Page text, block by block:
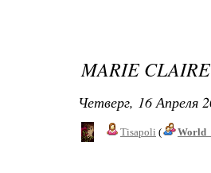
MARIE
Четверг, 16 Апреля
Tisapoli (